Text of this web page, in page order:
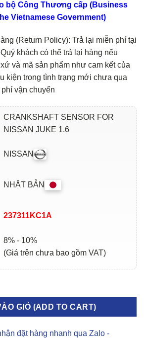
bộ Công Thương cấp (Business
Vietnamese Government)
(Return Policy): Trả lại miễn phí tại
khách có thể trả lại hàng nếu
và mã sản phẩm như cam kết của
kiện trong tình trạng mới chưa qua
vận chuyển
CRANKSHAFT SENSOR FOR
NISSAN JUKE 1.6
NISSAN
NHẬT BẢN
237311KC1A
8% - 10%
(Giá trên chưa bao gồm VAT)
JUKE 1.6 | 237311KC1A số lượng
GIỎ (ADD TO CART)
đặt hàng nhanh qua Zalo -